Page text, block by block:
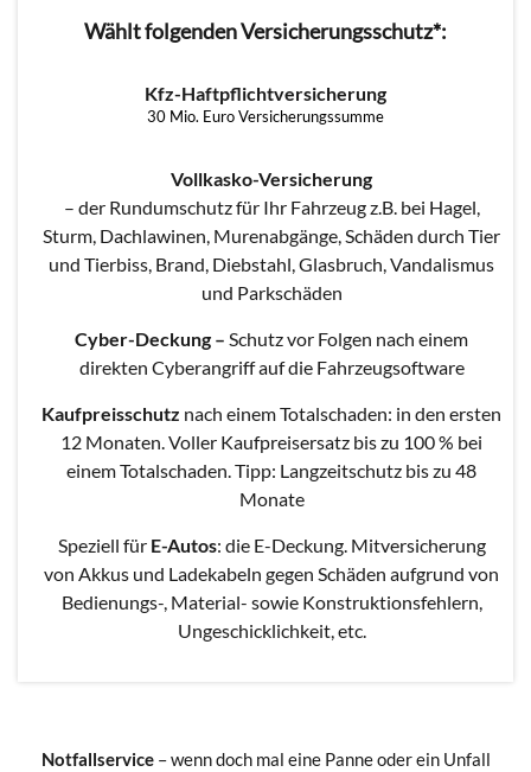
Wählt folgenden Versicherungsschutz*:
Kfz-Haftpflichtversicherung
30 Mio. Euro Versicherungssumme
Vollkasko-Versicherung
– der Rundumschutz für Ihr Fahrzeug z.B. bei Hagel,
Sturm, Dachlawinen, Murenabgänge, Schäden durch Tier
und Tierbiss, Brand, Diebstahl, Glasbruch, Vandalismus
und Parkschäden
Cyber-Deckung – Schutz vor Folgen nach einem
direkten Cyberangriff auf die Fahrzeugsoftware
Kaufpreisschutz nach einem Totalschaden: in den ersten
12 Monaten. Voller Kaufpreisersatz bis zu 100 % bei
einem Totalschaden. Tipp: Langzeitschutz bis zu 48
Monate
Speziell für E-Autos: die E-Deckung. Mitversicherung
von Akkus und Ladekabeln gegen Schäden aufgrund von
Bedienungs-, Material- sowie Konstruktionsfehlern,
Ungeschicklichkeit, etc.
Notfallservice– wenn doch mal eine Panne oder ein Unfall